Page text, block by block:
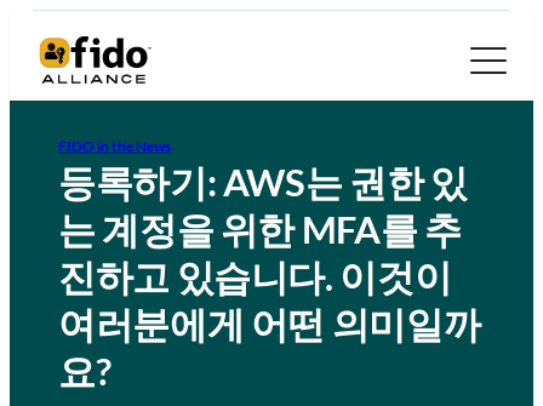
FIDO in the News
등록하기: AWS는 권한 있
는 계정을 위한 MFA를 추
진하고 있습니다. 이것이
여러분에게 어떤 의미일까
요?